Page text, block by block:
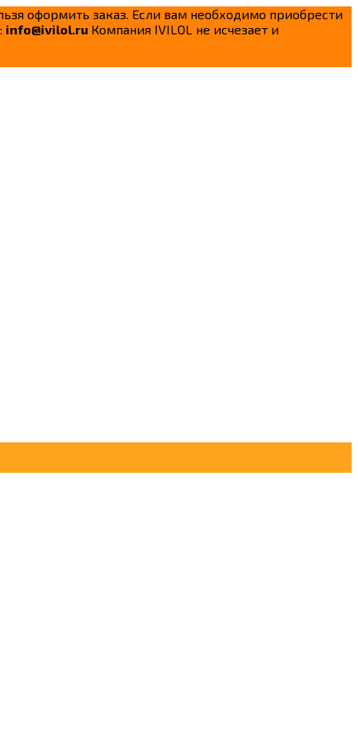
оформить заказ. Если вам необходимо приобрести
info@ivilol.ru Компания IVILOL не исчезает и